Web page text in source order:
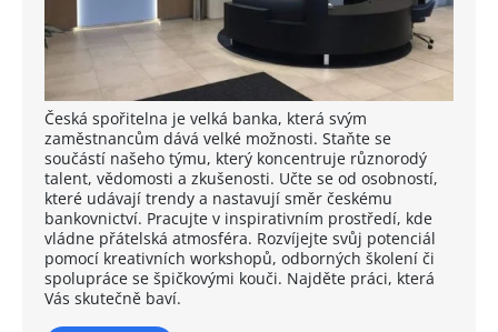
Česká spořitelna je velká banka, která svým
zaměstnancům dává velké možnosti. Staňte se
součástí našeho týmu, který koncentruje různorodý
talent, vědomosti a zkušenosti. Učte se od osobností,
které udávají trendy a nastavují směr českému
bankovnictví. Pracujte v inspirativním prostředí, kde
vládne přátelská atmosféra. Rozvíjejte svůj potenciál
pomocí kreativních workshopů, odborných školení či
spolupráce se špičkovými kouči. Najděte práci, která
Vás skutečně baví.